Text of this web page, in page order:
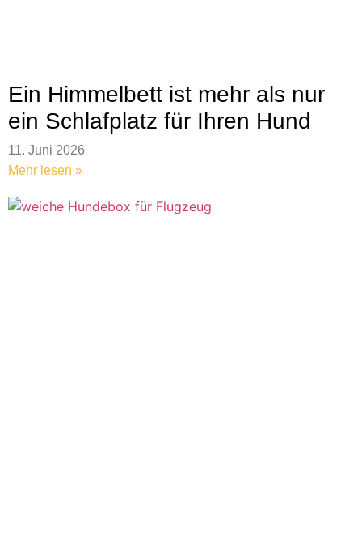
Ein Himmelbett ist mehr als nur
ein Schlafplatz für Ihren Hund
11. Juni 2026
Mehr lesen »